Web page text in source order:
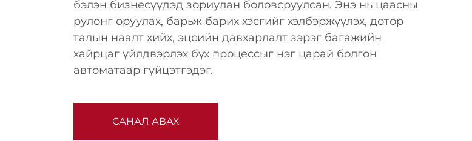
бэлэн бизнесүүдэд зориулан боловсруулсан. Энэ нь цаасны
рулонг оруулах, барьж барих хэсгийг хэлбэржүүлэх, дотор
талын наалт хийх, эцсийн давхарлалт зэрэг багажийн
хайрцаг үйлдвэрлэх бүх процессыг нэг царай болгон
автоматаар гүйцэтгэдэг.
САНАЛ АВАХ